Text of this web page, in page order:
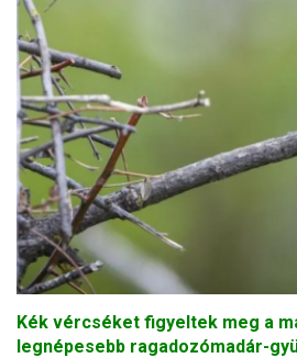
Kék vércséket figyeltek meg a
legnépesebb ragadozómadár-